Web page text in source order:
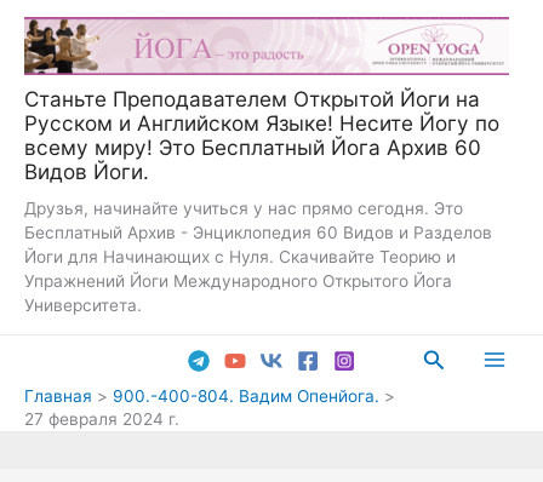
Перейти
содержимому
Станьте Преподавателем Открытой Йоги на
Русском и Английском Языке! Несите Йогу по
всему миру! Это Бесплатный Йога Архив 60
Видов Йоги.
Друзья, начинайте учиться у нас прямо сегодня. Это
Бесплатный Архив - Энциклопедия 60 Видов и Разделов
Йоги для Начинающих с Нуля. Скачивайте Теорию и
Упражнений Йоги Международного Открытого Йога
Университета.
Поиск
Главная
900.-400-804. Вадим Опенйога.
27 февраля 2024 г.